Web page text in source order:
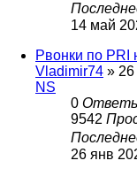
14 май
Pвонки по
Vladimir74 »
NS
0
9542
26 янв